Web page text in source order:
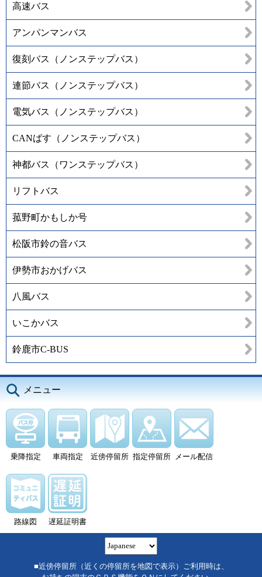
高速バス
アンパンマンバス
復刻バス（ノンステップバス）
連節バス（ノンステップバス）
電気バス（ノンステップバス）
CANばす（ノンステップバス）
神都バス（ワンステップバス）
リフトバス
菰野町かもしか号
松阪市鈴の音バス
伊勢市おかげバス
八風バス
いこかバス
鈴鹿市C-BUS
メニュー
乗降指定 車両指定 近傍停留所 指定停留所 メール配信
路線図 遅延証明書
■近傍停留所（近くの停留所を地図で表示）ご利用時は、